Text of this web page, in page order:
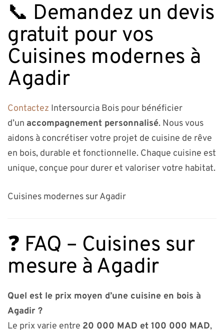
📞 Demandez un devis
gratuit pour vos
Cuisines modernes à
Agadir
Contactez Intersourcia Bois pour bénéficier
d’un accompagnement personnalisé. Nous vous
aidons à concrétiser votre projet de cuisine de rêve
en bois, durable et fonctionnelle. Chaque cuisine est
unique, conçue pour durer et valoriser votre habitat.
Cuisines modernes sur Agadir
❓ FAQ – Cuisines sur
mesure à Agadir
Quel est le prix moyen d’une cuisine en bois à
Agadir ?
Le prix varie entre 20 000 MAD et 100 000 MAD,